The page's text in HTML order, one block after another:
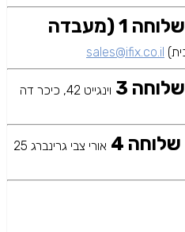
09-7739940 שלוחה 1 (מעבדה
sales@ifix.co.il
וינגייט 42, כיכר דה
אורי צבי גרינברג 25